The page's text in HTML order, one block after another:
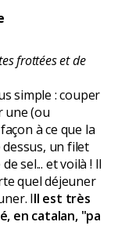
frottées et de
simple : couper
une (ou
à ce que la
un filet
sel... et voilà ! Il
quel déjeuner
IIl est très
en catalan, "pa